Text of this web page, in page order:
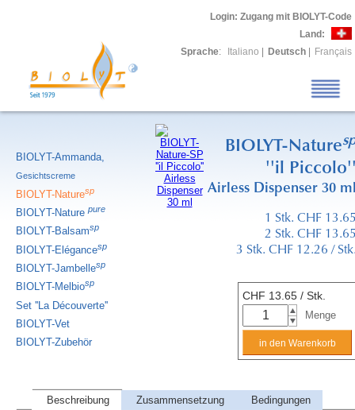
Login: Zugang mit BIOLYT-Code
Land:
Sprache: Italiano Deutsch Français
BIOLYT-Ammanda,
Gesichtscreme
BIOLYT-Naturesp
BIOLYT-Naturepure
BIOLYT-Balsamsp
BIOLYT-Elégancesp
BIOLYT-Jambellesp
BIOLYT-Melbiosp
Set ''La Découverte''
BIOLYT-Vet
BIOLYT-Zubehör
BIOLYT-Nature
''il
Airless Dispenser 30
1 Stk. CHF
2 Stk. CHF
3 Stk. CHF 12.26 /
CHF 13.65 / Stk.
Menge
Beschreibung Zusammensetzung Bedingungen